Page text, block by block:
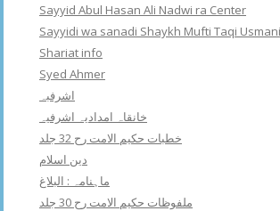
Sayyid Abul Hasan Ali Nadwi ra Center
Sayyidi wa sanadi Shaykh Mufti Taqi
Shariat info
Syed Ahmer
اشرفبہ
خانقاہ امدادیہ اشرفیہ
خطبات حکیم الامت رح 32 جلد
دین اسلام
ماہنامہ : البلاغ
ملفوظات حکیم الامت رح 30 جلد